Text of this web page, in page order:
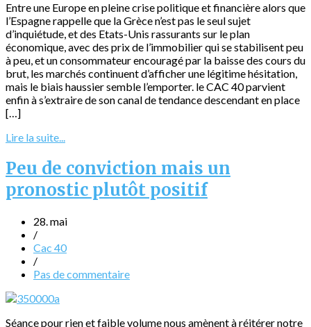
Entre une Europe en pleine crise politique et financière alors que
l’Espagne rappelle que la Grèce n’est pas le seul sujet
d’inquiétude, et des Etats-Unis rassurants sur le plan
économique, avec des prix de l’immobilier qui se stabilisent peu
à peu, et un consommateur encouragé par la baisse des cours du
brut, les marchés continuent d’afficher une légitime hésitation,
mais le biais haussier semble l’emporter. le CAC 40 parvient
enfin à s’extraire de son canal de tendance descendant en place
[…]
Lire la suite...
Peu de conviction mais un
pronostic plutôt positif
28. mai
/
Cac 40
/
Pas de commentaire
Séance pour rien et faible volume nous amènent à réitérer notre